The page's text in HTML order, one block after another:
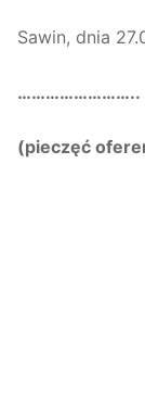
Sawin, dnia
……………………..
(pieczęć